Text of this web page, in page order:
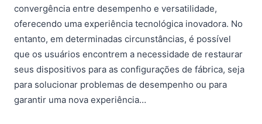
convergência entre desempenho e versatilidade,
oferecendo uma experiência tecnológica inovadora. No
entanto, em determinadas circunstâncias, é possível
que os usuários encontrem a necessidade de restaurar
seus dispositivos para as configurações de fábrica, seja
para solucionar problemas de desempenho ou para
garantir uma nova experiência…